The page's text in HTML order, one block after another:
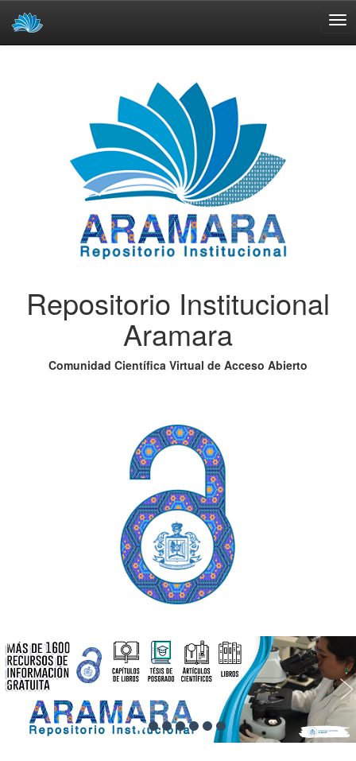
Repositorio Institucional
Aramara
Comunidad Científica Virtual de Acceso Abierto